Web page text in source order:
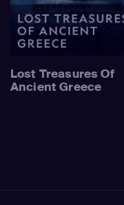
Lost Treasures Of
Ancient Greece